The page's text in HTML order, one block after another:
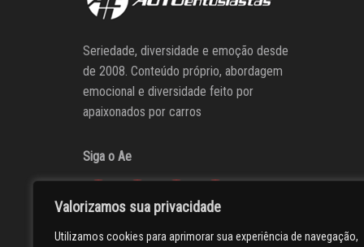
Valorizamos sua privacidade
Utilizamos cookies para aprimorar sua experiência de navegação,
Seriedade, diversidade e emoção desde
de 2008. Conteúdo próprio, abordagem
emocional e diversidade feito por
apaixonados por carros
Siga o Ae